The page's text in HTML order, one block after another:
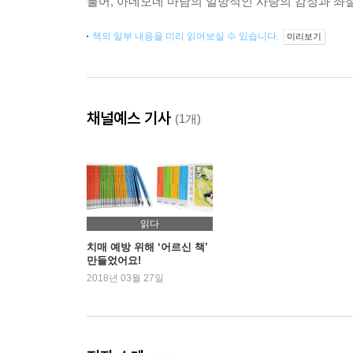
책의 일부 내용을 미리 읽어보실 수 있습니다. 미리보기
채널예스 기사 (1개)
읽다
치매 예방 위해 ‘어르신 책’
만들었어요!
2018년 03월 27일